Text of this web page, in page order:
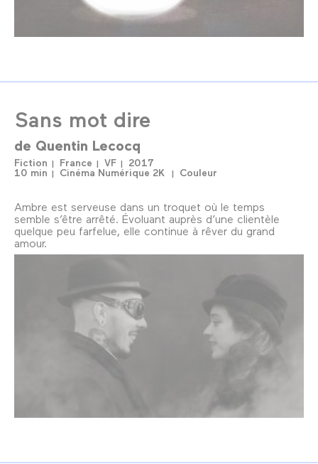
Sans mot dire
de Quentin Lecocq
Fiction France VF
2017
10 min
Cinéma Numérique 2K Couleur
Ambre est serveuse dans un troquet où le temps
semble s’être arrêté. Évoluant auprès d’une clientèle
quelque peu farfelue, elle continue à rêver du grand
amour.